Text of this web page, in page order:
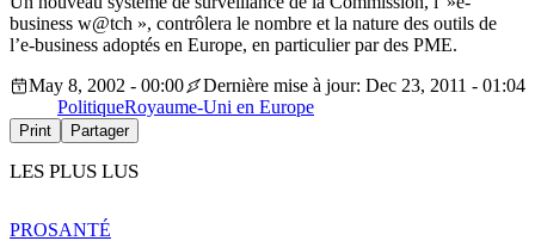
business w@tch », contrôlera le nombre et la nature des outils de
l’e-business adoptés en Europe, en particulier par des PME.
May 8, 2002 - 00:00
Dernière mise à jour: Dec 23, 2011 - 01:04
PolitiqueRoyaume-Uni en Europe
Print Partager
LES PLUS LUS
PROSANTÉ